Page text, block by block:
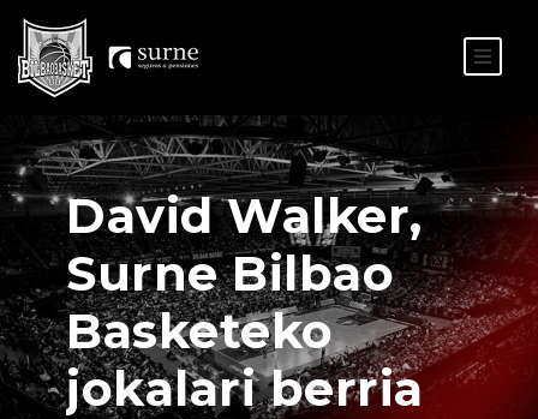
David Walker,
Surne Bilbao
Basketeko
jokalari berria